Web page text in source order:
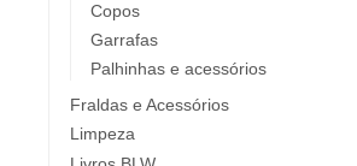
Goula
Copos
Garrafas
Palhinhas e acessórios
Fraldas e Acessórios
Limpeza